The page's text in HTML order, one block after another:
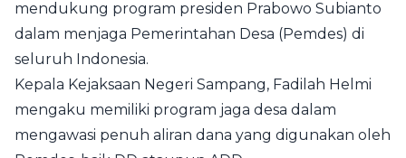
mendukung program presiden Prabowo Subianto
dalam menjaga Pemerintahan Desa (Pemdes) di
seluruh Indonesia.
Kepala Kejaksaan Negeri Sampang, Fadilah Helmi
mengaku memiliki program jaga desa dalam
mengawasi penuh aliran dana yang digunakan oleh